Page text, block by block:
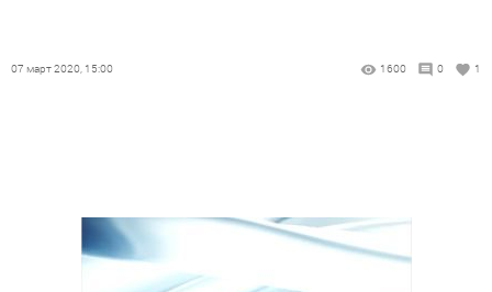
07 март 2020, 15:00 1600 0 1